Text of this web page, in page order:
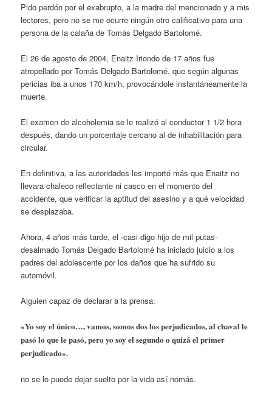
Pido perdón por el exabrupto, a la madre del mencionado y a mis
lectores, pero no se me ocurre ningún otro calificativo para una
persona de la calaña de Tomás Delgado Bartolomé.
El 26 de agosto de 2004, Enaitz Iriondo de 17 años fue
atropellado por Tomás Delgado Bartolomé, que según algunas
pericias iba a unos 170 km/h, provocándole instantáneamente la
muerte.
El examen de alcoholemia se le realizó al conductor 1 1/2 hora
después, dando un porcentaje cercano al de inhabilitación para
circular.
En definitiva, a las autoridades les importó más que Enaitz no
llevara chaleco reflectante ni casco en el momento del
accidente, que verificar la aptitud del asesino y a qué velocidad
se desplazaba.
Ahora, 4 años más tarde, el -casi digo hijo de mil putas-
desalmado Tomás Delgado Bartolomé ha iniciado juicio a los
padres del adolescente por los daños que ha sufrido su
automóvil.
Alguien capaz de declarar a la prensa:
«Yo soy el único…, vamos, somos dos los perjudicados, al chaval le
pasó lo que le pasó, pero yo soy el segundo o quizá el primer
perjudicado».
no se lo puede dejar suelto por la vida así nomás.